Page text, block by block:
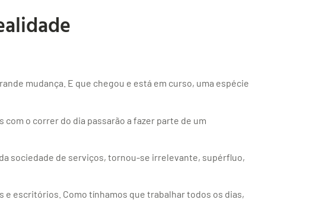
mudança. E que chegou e está em curso, uma espécie
o correr do dia passarão a fazer parte de um
sociedade de serviços, tornou-se irrelevante, supérfluo,
escritórios. Como tínhamos que trabalhar todos os dias,